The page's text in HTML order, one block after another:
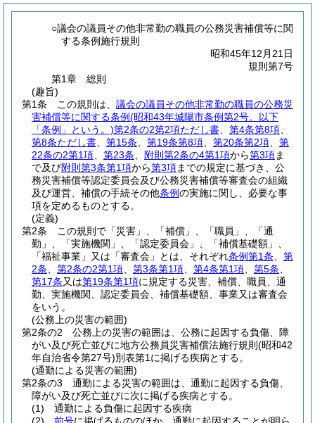
○議会の議員その他非常勤の職員の公務災害補償等に関
する条例施行規則
昭和45年12月21日
規則第7号
第1章
総則
(趣旨)
第1条
この規則は、 議会の議員その他非常勤の職員の公務災
害補償等に関する条例(昭和43年城陽市条例第2号。以下
「条例」という。)第2条の2第2項ただし書 第4条第8項
第8条ただし書
第15条 第19条第8項 第20条第2項
第
22条の2第1項
第23条 附則第2条の4第1項から第3項ま
で及び附則第3条第1項から第3項までの規定に基づき、公
務災害補償等認定委員会及び公務災害補償等審査会の組織
及び運営、補償の手続その他条例の実施に関し、必要な事
項を定めるものとする。
(定義)
第2条
この規則で「災害」、「補償」、「職員」、「通
勤」、「実施機関」、「認定委員会」、「補償基礎額」、
「福祉事業」又は「審査会」とは、それぞれ条例第1条
第
2条
第2条の2第1項 第3条第1項 第4条第1項 第5条
第17条又は第19条第1項に規定する災害、補償、職員、通
勤、実施機関、認定委員会、補償基礎額、事業又は審査会
をいう。
(公務上の災害の範囲)
第2条の2
公務上の災害の範囲は、公務に起因する負傷、障
がい及び死亡並びに地方公務員災害補償法施行規則 (昭和42
年自治省令第27号)別表第1に掲げる疾病とする。
(通勤による災害の範囲)
第2条の3
通勤による災害の範囲は、通勤に起因する負傷、
障がい及び死亡並びに次に掲げる疾病とする。
(1)
通勤による負傷に起因する疾病